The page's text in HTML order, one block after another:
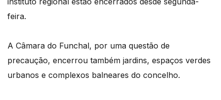
feira.
A Câmara do Funchal, por uma questão de
precaução, encerrou também jardins, espaços verdes
urbanos e complexos balneares do concelho.